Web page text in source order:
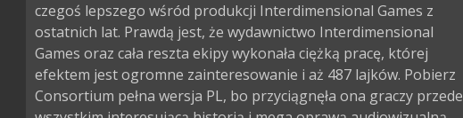
czegoś lepszego wśród produkcji Interdimensional Games z
ostatnich lat. Prawdą jest, że wydawnictwo Interdimensional
Games oraz cała reszta ekipy wykonała ciężką pracę, której
efektem jest ogromne zainteresowanie i aż 487 lajków. Pobierz
Consortium pełna wersja PL, bo przyciągnęła ona graczy przede